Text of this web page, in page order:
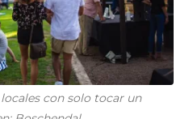
con solo tocar un